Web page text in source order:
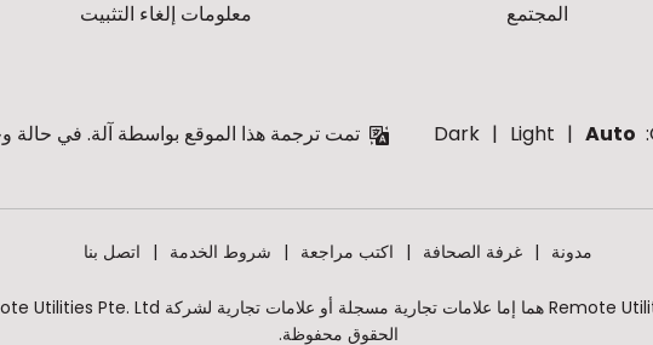
المجتمع
معلومات إلغاء التثبيت
Auto
Light
Dark
تمت ترجمة هذا الموقع بواسطة آلة. في حالة
مدونة غرفة الصحافة اكتب مراجعة شروط الخدمة اتصل بنا
الحقوق محفوظة.